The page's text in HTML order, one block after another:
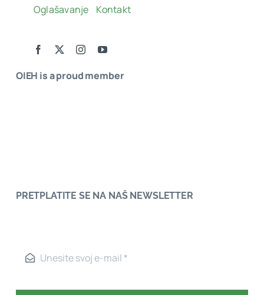
OIEH is a proud member
PRETPLATITE SE NA NAŠ NEWSLETTER
Oglašavanje
Kontakt